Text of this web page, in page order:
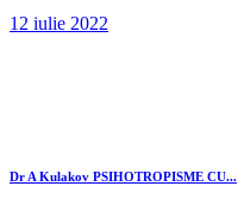
12 iulie 2022
Dr A Kulakov PSIHOTROPISME CU...